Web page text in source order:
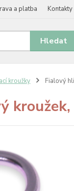
a platba Kontakty
Hledat
kroužky Fialový